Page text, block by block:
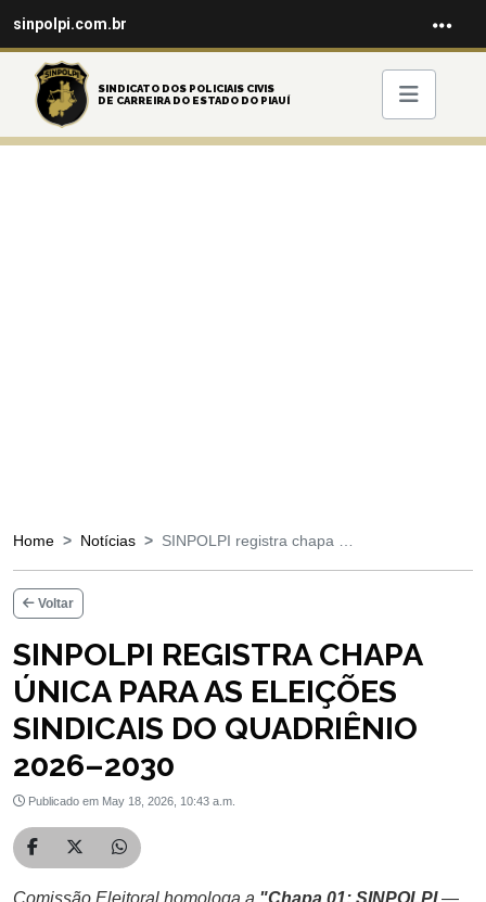
sinpolpi.com.br
SINDICATO DOS POLICIAIS CIVIS
DE CARREIRA DO ESTADO DO PIAUÍ
Home Notícias SINPOLPI registra chapa …
Voltar
SINPOLPI REGISTRA CHAPA
ÚNICA PARA AS ELEIÇÕES
SINDICAIS DO QUADRIÊNIO
2026–2030
Publicado em May 18, 2026, 10:43 a.m.
Compartilhar no Facebook
Compartilhar no Twitter
Compartilhar no WhatsApp
Comissão Eleitoral homologa a "Chapa 01: SINPOLPI—